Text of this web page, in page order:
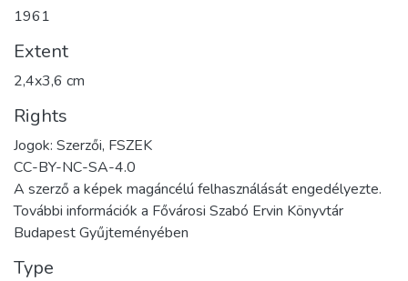
1961
Extent
2,4x3,6 cm
Rights
Jogok: Szerzői, FSZEK
CC-BY-NC-SA-4.0
A szerző a képek magáncélú felhasználását engedélyezte.
További információk a Fővárosi Szabó Ervin Könyvtár
Budapest Gyűjteményében
Type